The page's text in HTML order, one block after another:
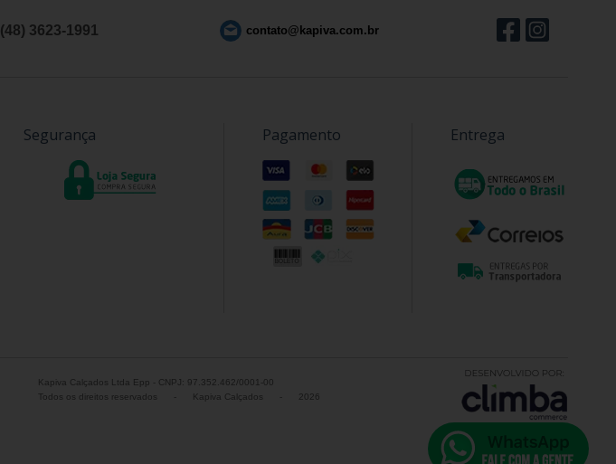
(48) 3623-1991 contato@kapiva.com.br
Segurança Pagamento Entrega
Kapiva Calçados Ltda Epp - CNPJ: 97.352.462/0001-00
Todos os direitos reservados
- Kapiva Calçados - 2026